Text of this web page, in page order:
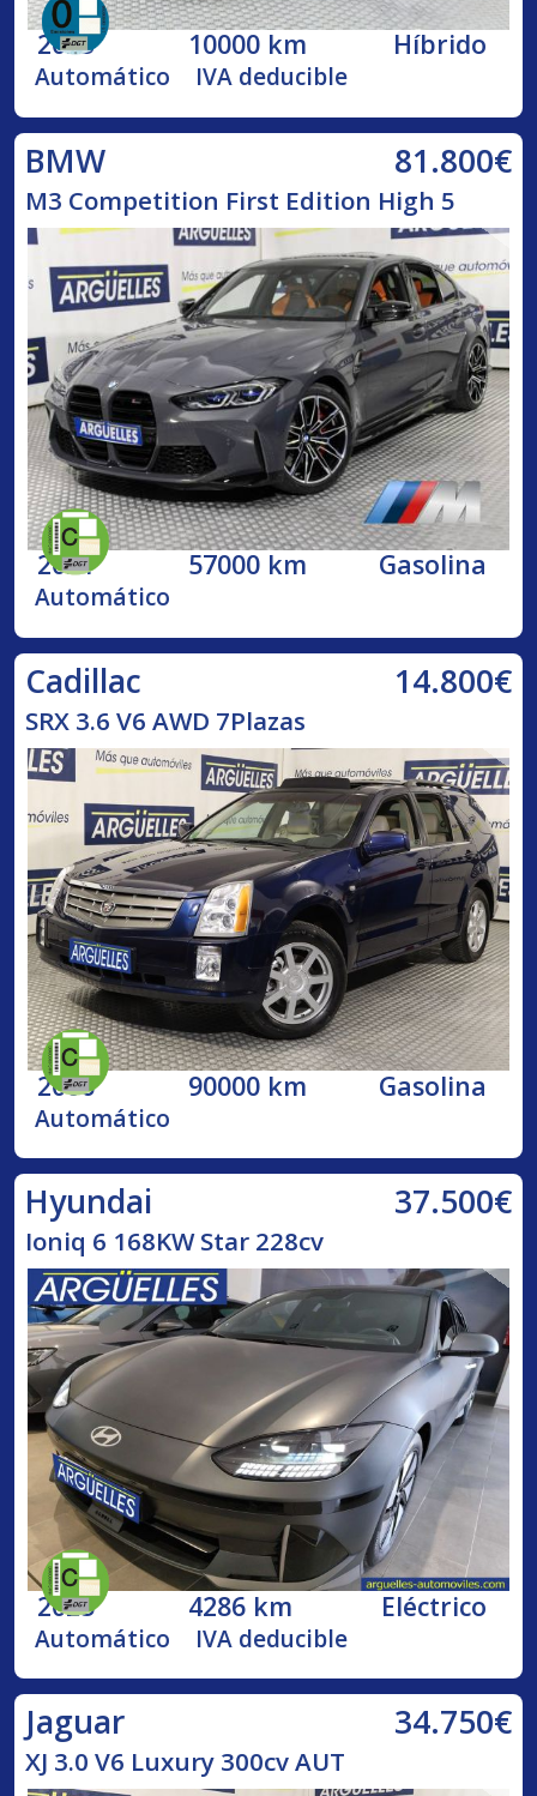
2023 10000 km Híbrido
Automático IVA deducible
BMW 81.800€
M3 Competition First Edition High 5
2021 57000 km Gasolina
Automático
Cadillac 14.800€
SRX 3.6 V6 AWD 7Plazas
2006 90000 km Gasolina
Automático
Hyundai 37.500€
Ioniq 6 168KW Star 228cv
2025 4286 km Eléctrico
Automático IVA deducible
Jaguar 34.750€
XJ 3.0 V6 Luxury 300cv AUT